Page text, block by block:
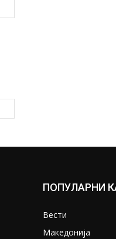
страна:
ПОПУЛАРНИ
Вести
Македонија